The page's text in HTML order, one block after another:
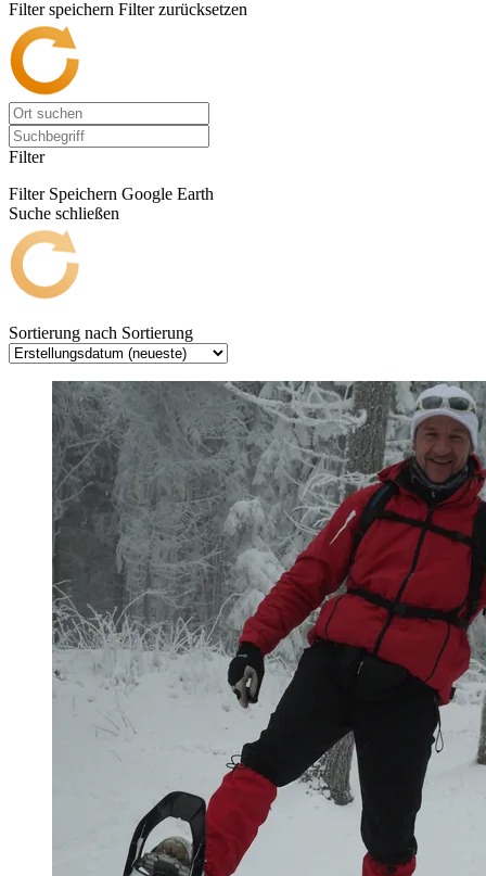
Filter speichern Filter zurücksetzen
Filter
Filter Speichern Google Earth
Suche schließen
Sortierung nach Sortierung